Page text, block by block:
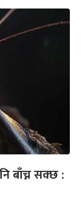
बाँच्न सक्छ :